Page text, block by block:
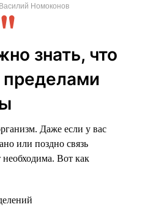
Василий Номоконов
знать, что
пределами
Даже если у вас
или поздно связь
Вот как